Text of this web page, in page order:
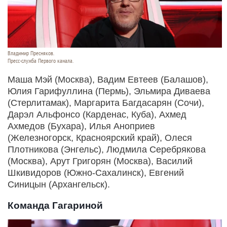
Владимир Пресняков.
Пресс-служба Первого канала.
Маша Мэй (Москва), Вадим Евтеев (Балашов),
Юлия Гарифуллина (Пермь), Эльмира Диваева
(Стерлитамак), Маргарита Багдасарян (Сочи),
Дарэл Альфонсо (Карденас, Куба), Ахмед
Ахмедов (Бухара), Илья Аноприев
(Железногорск, Красноярский край), Олеся
Плотникова (Энгельс), Людмила Серебрякова
(Москва), Арут Григорян (Москва), Василий
Шкивидоров (Южно-Сахалинск), Евгений
Синицын (Архангельск).
Команда Гагариной